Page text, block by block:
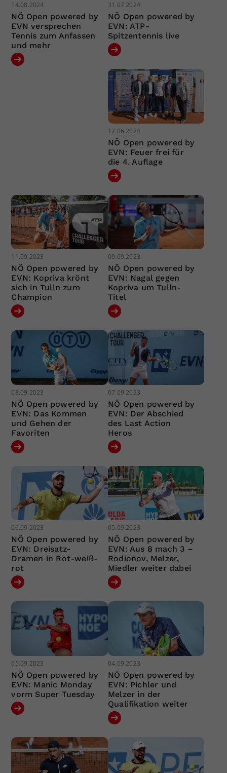
14.08.2024
NÖ Open powered by
EVN versprechen
Tennis zum Anfassen
und mehr
31.07.2024
NÖ Open powered by
EVN: ATP-
Spitzentennis live
17.06.2024
NÖ Open powered by
EVN: Feuer frei für
die 4. Auflage
11.09.2023
NÖ Open powered by
EVN: Kopriva krönt
sich in Tulln zum
Champion
09.09.2023
NÖ Open powered by
EVN: Nagal gegen
Kopriva um Tulln-
Titel
08.09.2023
NÖ Open powered by
EVN: Das Kommen
und Gehen der
Favoriten
07.09.2023
NÖ Open powered by
EVN: Der Abschied
des Last Action
Heros
06.09.2023
NÖ Open powered by
EVN: Dreisatz-
Dramen in Rot-weiß-
rot
05.09.2023
NÖ Open powered by
EVN: Aus 8 mach 3 –
Rodionov, Melzer,
Miedler weiter dabei
05.09.2023
NÖ Open powered by
EVN: Manic Monday
vorm Super Tuesday
04.09.2023
NÖ Open powered by
EVN: Pichler und
Melzer in der
Qualifikation weiter